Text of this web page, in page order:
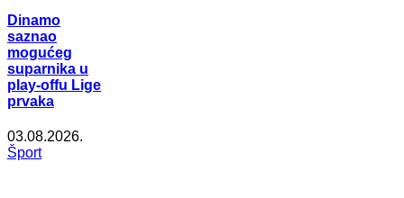
Dinamo
saznao
mogućeg
suparnika u
play-offu Lige
prvaka
03.08.2026.
Šport